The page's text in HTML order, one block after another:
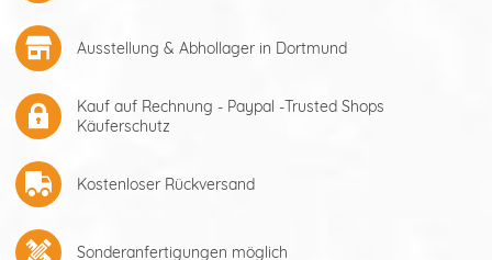
Ausstellung & Abhollager in Dortmund
Kauf auf Rechnung - Paypal -Trusted Shops
Käuferschutz
Kostenloser Rückversand
Sonderanfertigungen möglich